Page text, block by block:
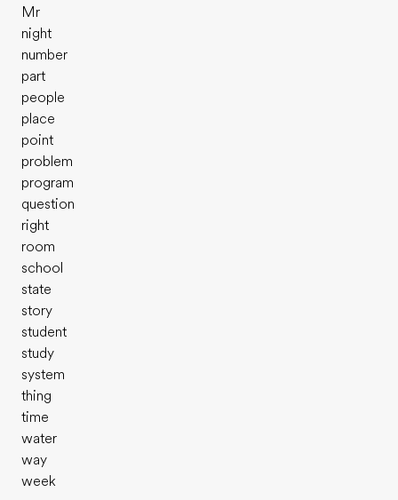
Mr
night
number
part
people
place
point
problem
program
question
right
room
school
state
story
student
study
system
thing
time
water
way
week